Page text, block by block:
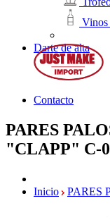
Vinos
Darte de alta
Contacto
PARES
"CLAPP" C-
Inicio PARES